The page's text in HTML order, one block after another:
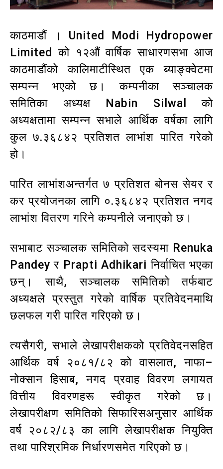
काठमाडौं । United Modi Hydropower
Limited को १२औं वार्षिक साधारणसभा आज
काठमाडौंको कालिमाटीस्थित एक ब्याङ्क्वेटमा
सम्पन्न भएको छ। कम्पनीका सञ्चालक
समितिका अध्यक्ष Nabin Silwal को
अध्यक्षतामा सम्पन्न सभाले आर्थिक वर्षका लागि
कुल ७.३६८४२ प्रतिशत लाभांश पारित गरेको
हो।
पारित लाभांशअन्तर्गत ७ प्रतिशत बोनस सेयर र
कर प्रयोजनका लागि ०.३६८४२ प्रतिशत नगद
लाभांश वितरण गरिने कम्पनीले जनाएको छ।
सभाबाट सञ्चालक समितिको सदस्यमा Renuka
Pandey र Prapti Adhikari निर्वाचित भएका
छन्। साथै, सञ्चालक समितिको तर्फबाट
अध्यक्षले प्रस्तुत गरेको वार्षिक प्रतिवेदनमाथि
छलफल गरी पारित गरिएको छ।
त्यसैगरी, सभाले लेखापरीक्षकको प्रतिवेदनसहित
आर्थिक वर्ष २०८१/८२ को वासलात, नाफा–
नोक्सान हिसाब, नगद प्रवाह विवरण लगायत
वित्तीय विवरणहरू स्वीकृत गरेको छ।
लेखापरीक्षण समितिको सिफारिसअनुसार आर्थिक
वर्ष २०८२/८३ का लागि लेखापरीक्षक नियुक्ति
तथा पारिश्रमिक निर्धारणसमेत गरिएको छ।